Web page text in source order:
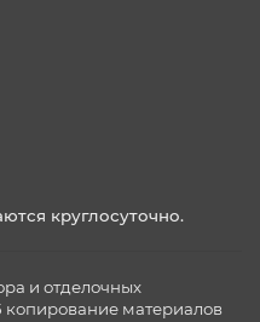
круглосуточно.
и отделочных
материалов